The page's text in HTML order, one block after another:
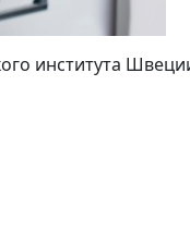
института